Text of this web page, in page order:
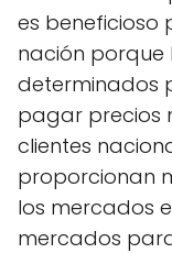
es beneficioso
nación porque
determinados
pagar precios
clientes
proporcionan
los mercados
mercados